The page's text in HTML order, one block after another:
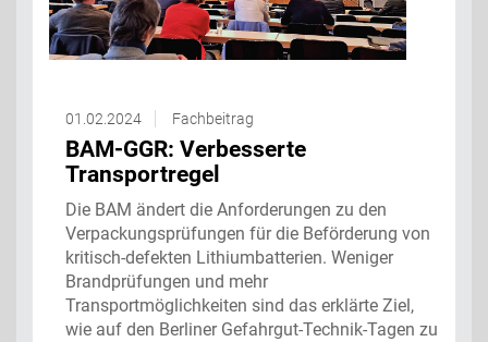
01.02.2024 Fachbeitrag
BAM-GGR: Verbesserte
Transportregel
Die BAM ändert die Anforderungen zu den
Verpackungsprüfungen für die Beförderung von
kritisch-defekten Lithiumbatterien. Weniger
Brandprüfungen und mehr
Transportmöglichkeiten sind das erklärte Ziel,
wie auf den Berliner Gefahrgut-Technik-Tagen zu